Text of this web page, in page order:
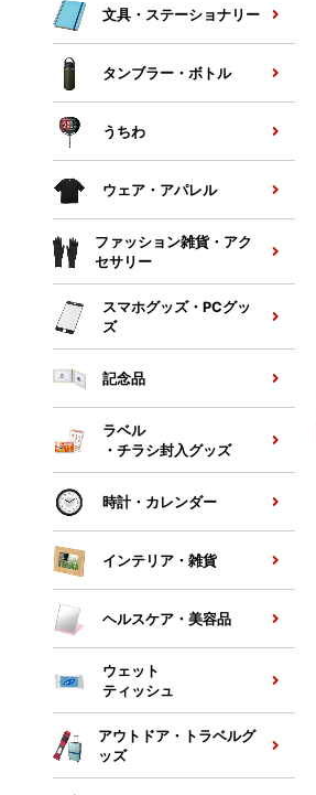
文具・ステーショナリー
タンブラー・ボトル
うちわ
ウェア・アパレル
ファッション雑貨・アク
セサリー
スマホグッズ・PCグッ
ズ
記念品
ラベル
・チラシ封入グッズ
時計・カレンダー
インテリア・雑貨
ヘルスケア・美容品
ウェット
ティッシュ
アウトドア・トラベルグ
ッズ